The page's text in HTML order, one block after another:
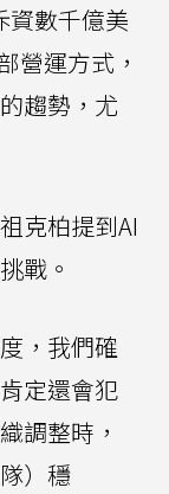
資數千億美
營運方式，
趨勢，尤
克柏提到AI
戰。
，我們確
定還會犯
調整時，
）穩